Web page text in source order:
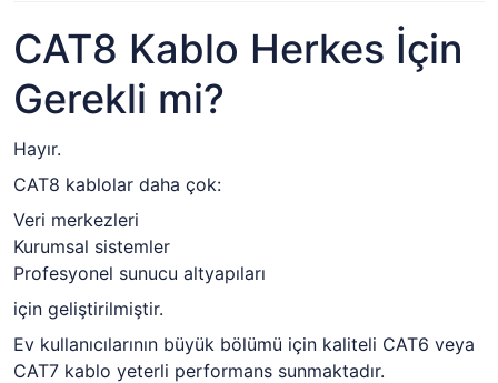
CAT8 Kablo Herkes İçin
Gerekli mi?
Hayır.
CAT8 kablolar daha çok:
Veri merkezleri
Kurumsal sistemler
Profesyonel sunucu altyapıları
için geliştirilmiştir.
Ev kullanıcılarının büyük bölümü için kaliteli CAT6 veya
CAT7 kablo yeterli performans sunmaktadır.